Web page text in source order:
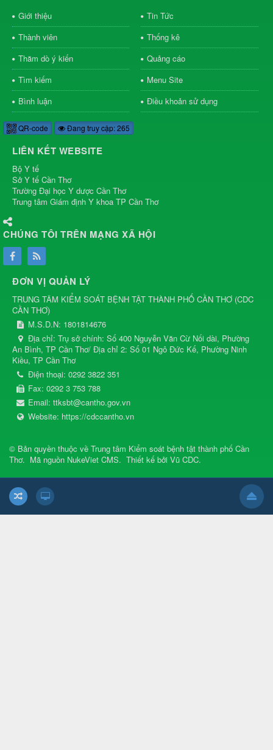
Giới thiệu
Tin Tức
Thành viên
Thống kê
Thăm dò ý kiến
Quảng cáo
Tìm kiếm
Menu Site
Bình luận
Điều khoản sử dụng
QR-code Đang truy cập: 265
LIÊN KẾT WEBSITE
Bộ Y tế
Sở Y tế Cần Thơ
Trường Đại học Y dược Cần Thơ
Trung tâm Giám định Y khoa TP Cần Thơ
CHÚNG TÔI TRÊN MẠNG XÃ HỘI
ĐƠN VỊ QUẢN LÝ
TRUNG TÂM KIỂM SOÁT BỆNH TẬT THÀNH PHỐ CẦN THƠ (CDC
CẦN THƠ)
M.S.D.N: 1801814676
Địa chỉ: Trụ sở chính: Số 400 Nguyễn Văn Cừ Nối dài, Phường
An Bình, TP Cần Thơ/ Địa chỉ 2: Số 01 Ngô Đức Kế, Phường Ninh
Kiều, TP Cần Thơ
Điện thoại: 0292 3822 351
Fax: 0292 3 753 788
Email: ttksbt@cantho.gov.vn
Website: https://cdccantho.vn
© Bản quyền thuộc về Trung tâm Kiểm soát bệnh tật thành phố Cần
Thơ. Mã nguồn NukeViet CMS. Thiết kế bởi Vũ CDC.